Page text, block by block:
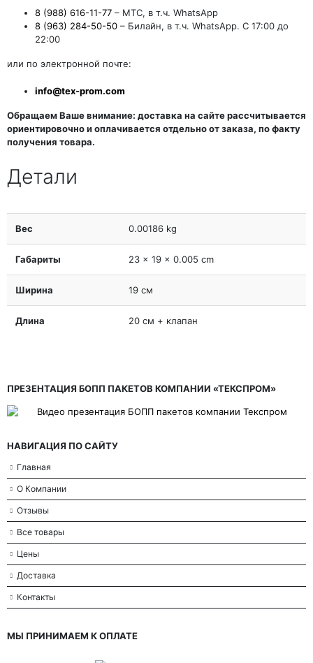
8 (988) 616-11-77 – МТС, в т.ч. WhatsApp
8 (963) 284-50-50 – Билайн, в т.ч. WhatsApp. С 17:00 до
22:00
или по электронной почте:
info@tex-prom.com
Обращаем Ваше внимание: доставка на сайте рассчитывается
ориентировочно и оплачивается отдельно от заказа, по факту
получения товара.
Детали
Вес 0.00186 kg
Габариты 23 × 19 × 0.005 cm
Ширина 19 см
Длина 20 см + клапан
ПРЕЗЕНТАЦИЯ БОПП ПАКЕТОВ КОМПАНИИ «ТЕКСПРОМ»
НАВИГАЦИЯ ПО САЙТУ
Главная
О Компании
Отзывы
Все товары
Цены
Доставка
Контакты
МЫ ПРИНИМАЕМ К ОПЛАТЕ